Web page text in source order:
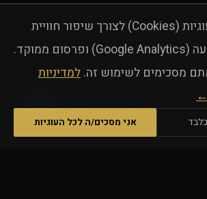
לתפקיד הבא
למנכ״ל, או לתפקיד הבכיר
רק מקצועית — היא מנטלית.
לכיסא שבו אתה תהיה האחרון💬
אנו משתמשים בעוגיות (Cookies) לצורך שיפור חוויית
הגלישה, ניתוח תנועה (Google Analytics) ופרסום ממוקד.
מסכימים לשימוש זה. למדיניות
←
בלבד אני מסכים/ה לכל העוגיות